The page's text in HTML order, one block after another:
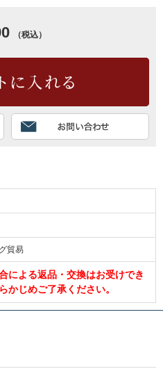
（税込）
貿易
による返品・交換はお受けでき
かじめご了承ください。